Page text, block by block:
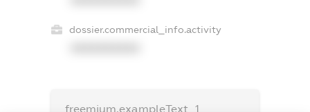
dossier.commercial_info.activity
freemium.exampleText_1